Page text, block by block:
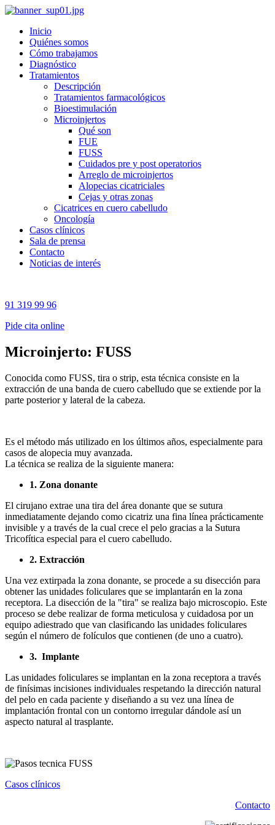
Inicio
Quiénes somos
Cómo trabajamos
Diagnóstico
Tratamientos
Descripción
Tratamientos farmacológicos
Bioestimulación
Microinjertos
Qué son
FUE
FUSS
Cuidados pre y post operatorios
Arreglo de microinjertos
Alopecias cicatriciales
Cejas y otras zonas
Cicatrices en cuero cabelludo
Oncología
Casos clínicos
Sala de prensa
Contacto
Noticias de interés
91 319 99 96
Pide cita online
Microinjerto: FUSS
Conocida como FUSS, tira o strip, esta técnica consiste en la
extracción de una banda de cuero cabelludo que se extiende por la
parte posterior y lateral de la cabeza.
Es el método más utilizado en los últimos años, especialmente para
casos de alopecia muy avanzada.
La técnica se realiza de la siguiente manera:
1. Zona donante
El cirujano extrae una tira del área donante que se sutura
inmediatamente dejando como cicatriz una fina línea prácticamente
invisible y a través de la cual crece el pelo gracias a la Sutura
Tricofítica especial para el cuero cabelludo.
2. Extracción
Una vez extirpada la zona donante, se procede a su disección para
obtener las unidades foliculares que se implantarán en la zona
receptora. La disección de la "tira" se realiza bajo microscopio. Este
proceso se debe realizar de forma meticulosa y cuidadosa por un
equipo adiestrado que van clasificando las unidades foliculares
según el número de folículos que contienen (de uno a cuatro).
3. Implante
Las unidades foliculares se implantan en la zona receptora a través
de finísimas incisiones individuales respetando la dirección natural
del pelo en cada paciente y diseñando a su vez una línea de
implantación frontal con un contorno irregular dándole así un
aspecto natural al trasplante.
Casos clínicos
Contacto